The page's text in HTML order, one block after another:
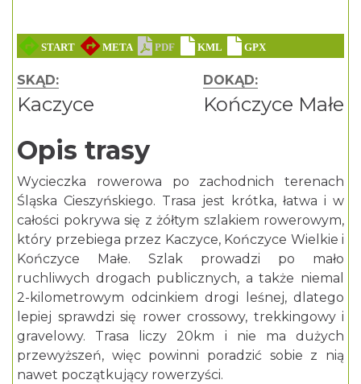
SKĄD:
Kaczyce
DOKĄD:
Kończyce Małe
Opis trasy
Wycieczka rowerowa po zachodnich terenach
Śląska Cieszyńskiego. Trasa jest krótka, łatwa i w
całości pokrywa się z żółtym szlakiem rowerowym,
który przebiega przez Kaczyce, Kończyce Wielkie i
Kończyce Małe. Szlak prowadzi po mało
ruchliwych drogach publicznych, a także niemal
2-kilometrowym odcinkiem drogi leśnej, dlatego
lepiej sprawdzi się rower crossowy, trekkingowy i
gravelowy. Trasa liczy 20km i nie ma dużych
przewyższeń, więc powinni poradzić sobie z nią
nawet początkujący rowerzyści.